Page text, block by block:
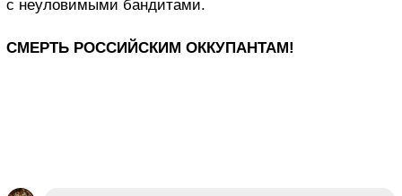
с неуловимыми бандитами.
СМЕРТЬ РОССИЙСКИМ ОККУПАНТАМ!